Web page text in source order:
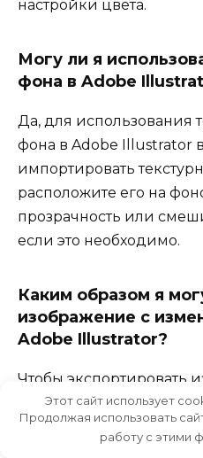
настройки цвета.
Могу ли я
фона в Adobe
Да, для использования
фона в Adobe Illustrator
импортировать
расположите его на
прозрачность или
если это необходимо.
Каким образом я
изображение с
Adobe Illustrator?
Чтобы экспортировать
измененным фоном из
выберите объекты на
скопируйте и вставьте
Этот сайт использует
Продолжая использовать
работу с этими